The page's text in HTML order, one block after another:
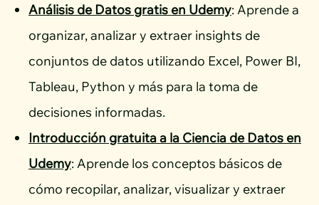
Análisis de Datos gratis en Udemy: Aprende a
organizar, analizar y extraer insights de
conjuntos de datos utilizando Excel, Power BI,
Tableau, Python y más para la toma de
decisiones informadas.
Introducción gratuita a la Ciencia de Datos en
Udemy: Aprende los conceptos básicos de
cómo recopilar, analizar, visualizar y extraer